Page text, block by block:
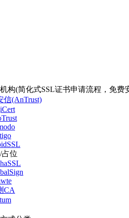
构(简化式SSL证书申请流程，免费
信(AnTrust)
占位
CA